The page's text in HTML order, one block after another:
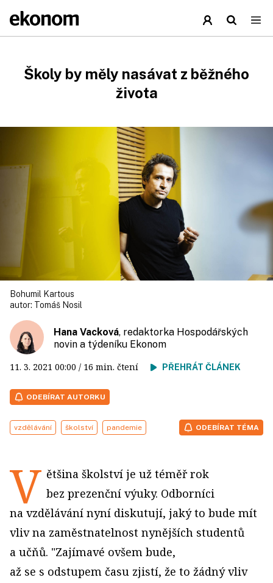
Školy by měly nasávat z běžného
života
Bohumil Kartous
autor: Tomáš Nosil
Hana Vacková, redaktorka Hospodářských
novin a týdeníku Ekonom
11. 3. 2021 00:00 / 16 min. čtení PŘEHRÁT ČLÁNEK
ODEBÍRAT AUTORKU
vzdělávání školství pandemie ODEBÍRAT TÉMA
V ětšina školství je už téměř rok
bez prezenční výuky. Odborníci
na vzdělávání nyní diskutují, jaký to bude mít
vliv na zaměstnatelnost nynějších studentů
a učňů. "Zajímavé ovšem bude,
až se s odstupem času zjistí, že to žádný vliv